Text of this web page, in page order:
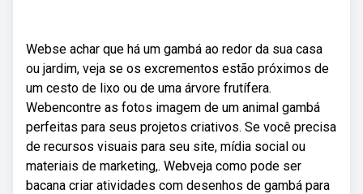
Webse achar que há um gambá ao redor da sua casa
ou jardim, veja se os excrementos estão próximos de
um cesto de lixo ou de uma árvore frutífera.
Webencontre as fotos imagem de um animal gambá
perfeitas para seus projetos criativos. Se você precisa
de recursos visuais para seu site, mídia social ou
materiais de marketing,. Webveja como pode ser
bacana criar atividades com desenhos de gambá para